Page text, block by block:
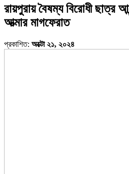
রায়পুরায় বৈষম্য বিরোধী ছাত্র
আত্মার মাগফেরাত
প্রকাশিত: অক্টো ২১, ২০২৪